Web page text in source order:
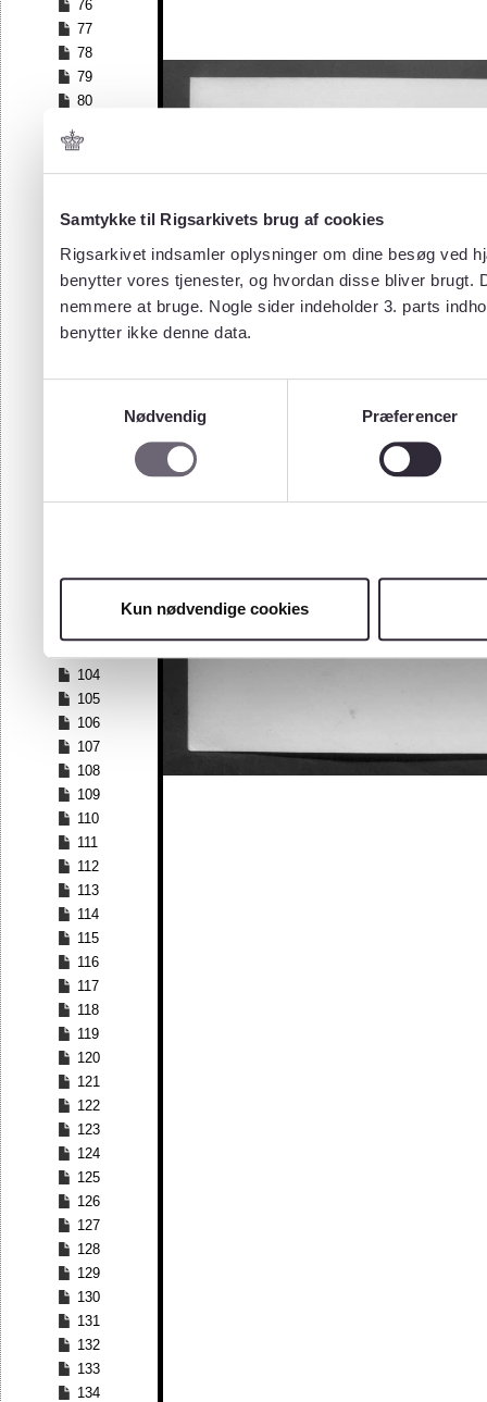
Samtykke til Rigsarkivets brug af cookies
Rigsarkivet indsamler oplysninger om dine besøg ved
benytter vores tjenester, og hvordan disse bliver
nemmere at bruge. Nogle sider indeholder 3. parts
benytter ikke denne data.
Nødvendig
Præferencer
Kun nødvendige cookies
76
77
78
79
80
82
83
85
87
88
89
90
97
100
104
105
106
107
108
109
110
111
112
113
114
115
116
117
118
119
120
121
122
123
124
125
126
127
128
129
130
131
132
133
134